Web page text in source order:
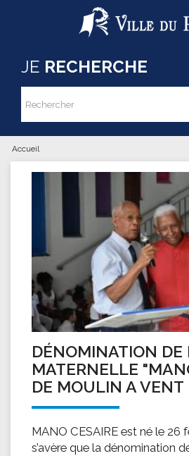
Aller au contenu principal
JE RECHERCHE
Formulaire de
Rechercher
Vous êtes ici
Accueil
DÉNOMINATION DE
MATERNELLE
DE MOULIN A VENT
MANO CESAIRE est né le 26
s’avère que la dénomination